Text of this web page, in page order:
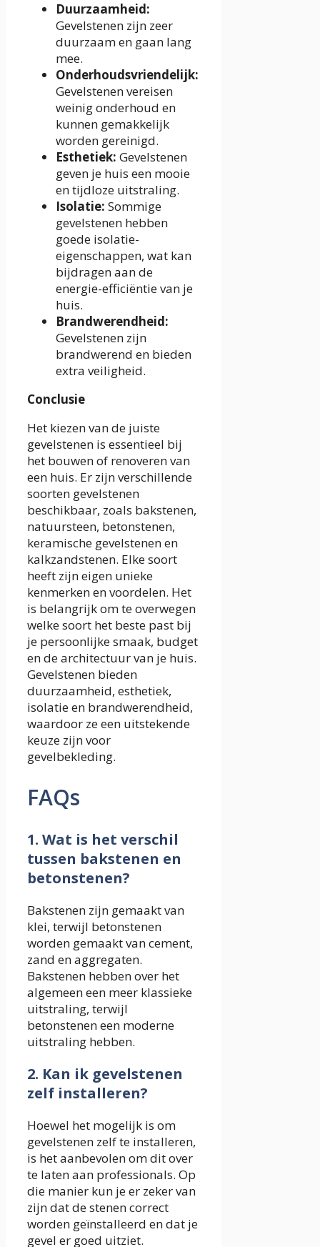
Duurzaamheid:
Gevelstenen zijn zeer
duurzaam en gaan lang
mee.
Onderhoudsvriendelijk:
Gevelstenen vereisen
weinig onderhoud en
kunnen gemakkelijk
worden gereinigd.
Esthetiek: Gevelstenen
geven je huis een mooie
en tijdloze uitstraling.
Isolatie: Sommige
gevelstenen hebben
goede isolatie-
eigenschappen, wat kan
bijdragen aan de
energie-efficiëntie van je
huis.
Brandwerendheid:
Gevelstenen zijn
brandwerend en bieden
extra veiligheid.
Conclusie
Het kiezen van de juiste
gevelstenen is essentieel bij
het bouwen of renoveren van
een huis. Er zijn verschillende
soorten gevelstenen
beschikbaar, zoals bakstenen,
natuursteen, betonstenen,
keramische gevelstenen en
kalkzandstenen. Elke soort
heeft zijn eigen unieke
kenmerken en voordelen. Het
is belangrijk om te overwegen
welke soort het beste past bij
je persoonlijke smaak, budget
en de architectuur van je huis.
Gevelstenen bieden
duurzaamheid, esthetiek,
isolatie en brandwerendheid,
waardoor ze een uitstekende
keuze zijn voor
gevelbekleding.
FAQs
1. Wat is het verschil
tussen bakstenen en
betonstenen?
Bakstenen zijn gemaakt van
klei, terwijl betonstenen
worden gemaakt van cement,
zand en aggregaten.
Bakstenen hebben over het
algemeen een meer klassieke
uitstraling, terwijl
betonstenen een moderne
uitstraling hebben.
2. Kan ik gevelstenen
zelf installeren?
Hoewel het mogelijk is om
gevelstenen zelf te installeren,
is het aanbevolen om dit over
te laten aan professionals. Op
die manier kun je er zeker van
zijn dat de stenen correct
worden geïnstalleerd en dat je
gevel er goed uitziet.